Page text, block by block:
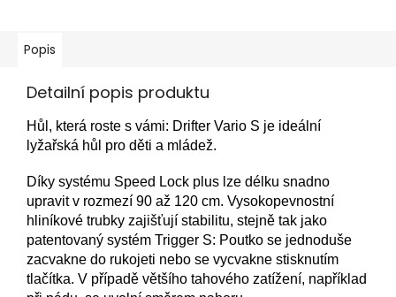
Popis
Detailní popis produktu
Hůl, která roste s vámi: Drifter Vario S je ideální
lyžařská hůl pro děti a mládež.
Díky systému Speed Lock plus lze délku snadno
upravit v rozmezí 90 až 120 cm. Vysokopevnostní
hliníkové trubky zajišťují stabilitu, stejně tak jako
patentovaný systém Trigger S: Poutko se jednoduše
zacvakne do rukojeti nebo se vycvakne stisknutím
tlačítka. V případě většího tahového zatížení, například